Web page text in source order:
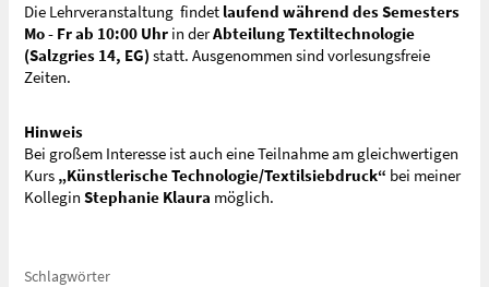
Die Lehrveranstaltung findet laufend während des Semesters
Mo - Fr ab 10:00 Uhr in derAbteilung Textiltechnologie
(Salzgries 14, EG) statt. Ausgenommen sind vorlesungsfreie
Zeiten.
Hinweis
Bei großem Interesse ist auch eine Teilnahme am gleichwertigen
Kurs „Künstlerische Technologie/Textilsiebdruck“ bei meiner
Kollegin Stephanie Klaura möglich.
Schlagwörter